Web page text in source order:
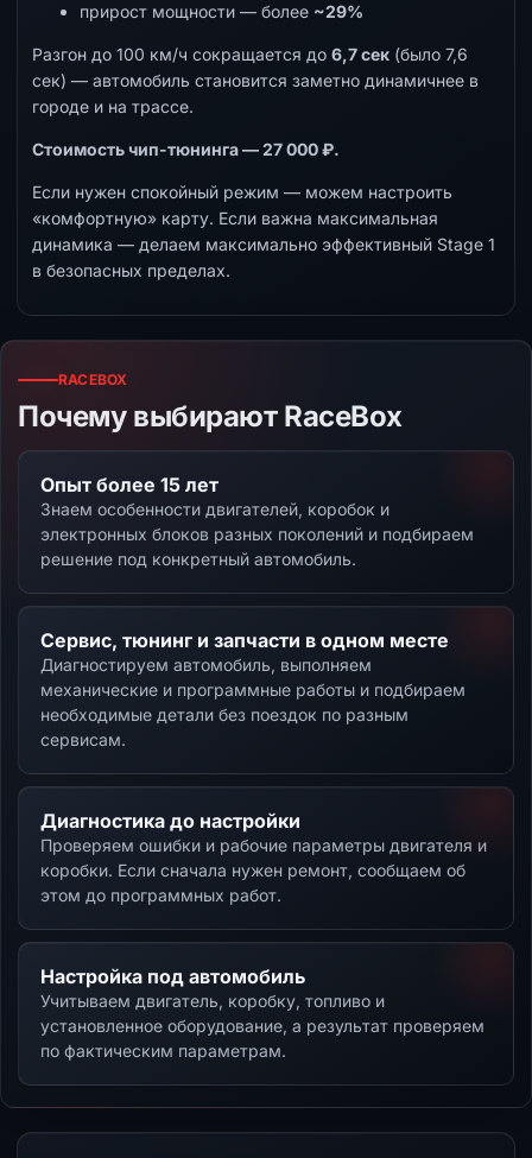
прирост мощности — более ~29%
Разгон до 100 км/ч сокращается до 6,7 сек (было 7,6
сек) — автомобиль становится заметно динамичнее в
городе и на трассе.
Стоимость чип-тюнинга — 27 000 ₽.
Если нужен спокойный режим — можем настроить
«комфортную» карту. Если важна максимальная
динамика — делаем максимально эффективный Stage 1
в безопасных пределах.
RACEBOX
Почему выбирают RaceBox
Опыт более 15 лет
Знаем особенности двигателей, коробок и
электронных блоков разных поколений и подбираем
решение под конкретный автомобиль.
Сервис, тюнинг и запчасти в одном месте
Диагностируем автомобиль, выполняем
механические и программные работы и подбираем
необходимые детали без поездок по разным
сервисам.
Диагностика до настройки
Проверяем ошибки и рабочие параметры двигателя и
коробки. Если сначала нужен ремонт, сообщаем об
этом до программных работ.
Настройка под автомобиль
Учитываем двигатель, коробку, топливо и
установленное оборудование, а результат проверяем
по фактическим параметрам.